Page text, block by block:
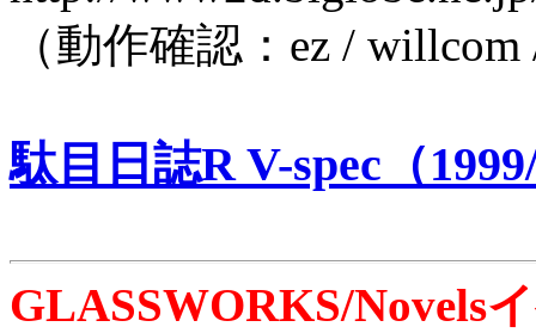
（動作確認：ez /
駄目日誌R V-spec（
GLASSWORKS/Novels